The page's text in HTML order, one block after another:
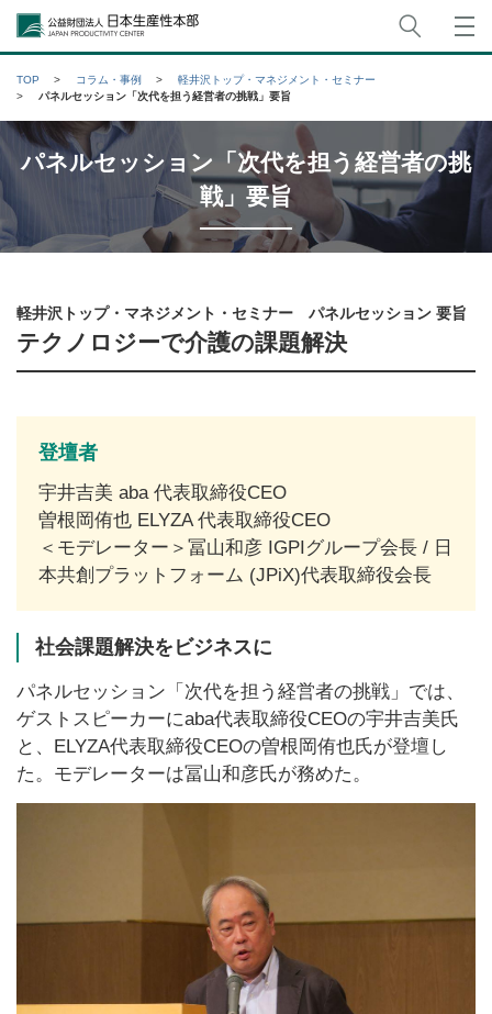
公益財団法人日本生産性本部
TOP コラム・事例
軽井沢トップ・マネジメント・セミナー
パネルセッション「次代を担う経営者の挑戦」要旨
パネルセッション「次代を担う経営者の挑
戦」要旨
軽井沢トップ・マネジメント・セミナー パネルセッション 要旨
テクノロジーで介護の課題解決
登壇者
宇井吉美 aba 代表取締役CEO
曽根岡侑也 ELYZA 代表取締役CEO
＜モデレーター＞冨山和彦 IGPIグループ会長 / 日
本共創プラットフォーム (JPiX)代表取締役会長
社会課題解決をビジネスに
パネルセッション「次代を担う経営者の挑戦」では、
ゲストスピーカーにaba代表取締役CEOの宇井吉美氏
と、ELYZA代表取締役CEOの曽根岡侑也氏が登壇し
た。モデレーターは冨山和彦氏が務めた。